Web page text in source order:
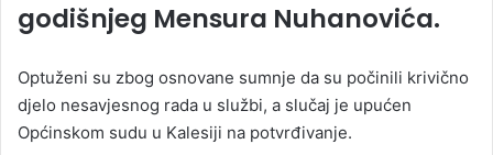
godišnjeg Mensura Nuhanovića.
Optuženi su zbog osnovane sumnje da su počinili krivično
djelo nesavjesnog rada u službi, a slučaj je upućen
Općinskom sudu u Kalesiji na potvrđivanje.